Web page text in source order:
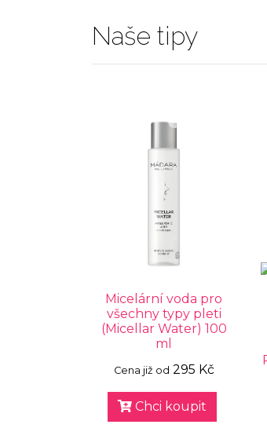
Naše tipy
Micelární voda pro
všechny typy pleti
(Micellar Water) 100
ml
Cena již od 295 Kč
Chci koupit